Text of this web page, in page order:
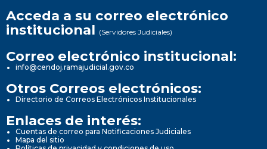
Acceda a su correo electrónico
institucional (Servidores Judiciales)
Correo electrónico institucional:
info@cendoj.ramajudicial.gov.co
Otros Correos electrónicos:
Directorio de Correos Electrónicos Institucionales
Enlaces de interés:
Cuentas de correo para Notificaciones Judiciales
Mapa del sitio